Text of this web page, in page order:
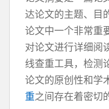
达论文的主题、目
论文中一个非常重
对论文进行详细阅
线查重工具，检测
论文的原创性和学
重之间存在着密切